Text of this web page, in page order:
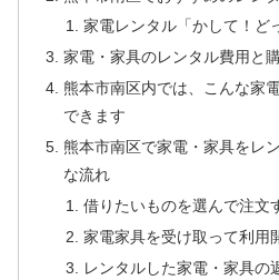
家電レンタル「かして！ど
家電・家具のレンタル費用と
熊本市南区内では、こんな家
できます
熊本市南区で家電・家具をレ
な流れ
借りたいものを選んで注文
家電家具を受け取って利用
レンタルした家電・家具の